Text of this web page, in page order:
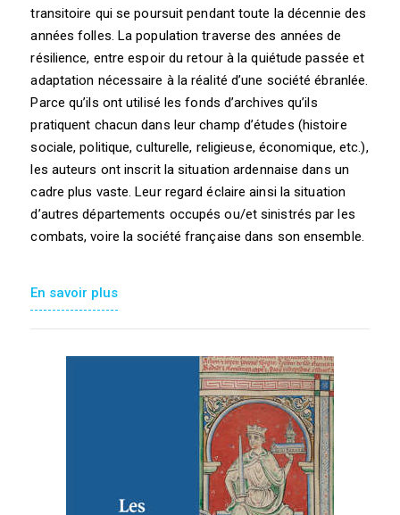
transitoire qui se poursuit pendant toute la décennie des
années folles. La population traverse des années de
résilience, entre espoir du retour à la quiétude passée et
adaptation nécessaire à la réalité d’une société ébranlée.
Parce qu’ils ont utilisé les fonds d’archives qu’ils
pratiquent chacun dans leur champ d’études (histoire
sociale, politique, culturelle, religieuse, économique, etc.),
les auteurs ont inscrit la situation ardennaise dans un
cadre plus vaste. Leur regard éclaire ainsi la situation
d’autres départements occupés ou/et sinistrés par les
combats, voire la société française dans son ensemble.
En savoir plus